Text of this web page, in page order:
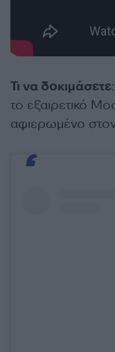
Τι να δοκιμάσετε
το εξαιρετικό
αφιερωμένο